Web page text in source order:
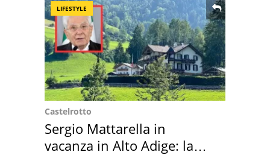
LIFESTYLE
Castelrotto
Sergio Mattarella in
vacanza in Alto Adige: la